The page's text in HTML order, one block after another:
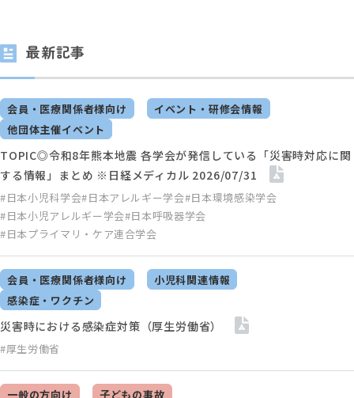
最新記事
会員・医療関係者様向け
イベント・研修会情報
他団体主催イベント
#日本小児科学会#日本アレルギー学会#日本環境感染学会
#日本小児アレルギー学会#日本呼吸器学会
#日本プライマリ・ケア連合学会
TOPIC◎令和8年熊本地震 各学会が発信している「災害時対応に関
する情報」まとめ ※日経メディカル 2026/07/31
会員・医療関係者様向け
小児科関連情報
感染症・ワクチン
#厚生労働省
災害時における感染症対策（厚生労働省）
一般の方向け 子どもの事故